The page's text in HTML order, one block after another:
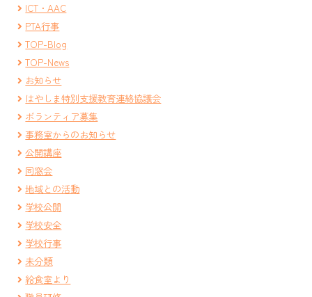
ICT・AAC
PTA行事
TOP-Blog
TOP-News
お知らせ
はやしま特別支援教育連絡協議会
ボランティア募集
事務室からのお知らせ
公開講座
同窓会
地域との活動
学校公開
学校安全
学校行事
未分類
給食室より